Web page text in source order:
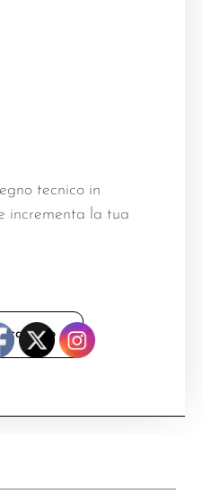
tecnico in
incrementa la tua
carrello